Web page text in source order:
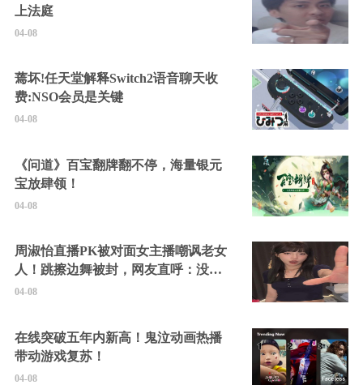
上法庭
04-08
蔫坏!任天堂解释Switch2语音聊天收
费:NSO会员是关键
04-08
《问道》百宝翻牌翻不停，海量银元
宝放肆领！
04-08
周淑怡直播PK被对面女主播嘲讽老女
人！跳擦边舞被封，网友直呼：没边
硬擦封的好！
04-08
在线突破五年内新高！鬼泣动画热播
带动游戏复苏！
04-08